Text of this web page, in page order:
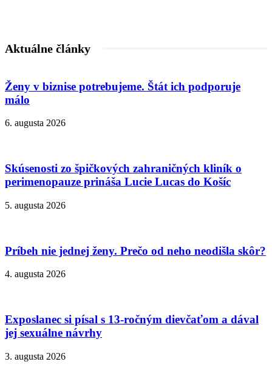
Aktuálne články
Ženy v biznise potrebujeme. Štát ich podporuje
málo
6. augusta 2026
Skúsenosti zo špičkových zahraničných kliník o
perimenopauze prináša Lucie Lucas do Košíc
5. augusta 2026
Príbeh nie jednej ženy. Prečo od neho neodišla skôr?
4. augusta 2026
Exposlanec si písal s 13-ročným dievčaťom a dával
jej sexuálne návrhy
3. augusta 2026